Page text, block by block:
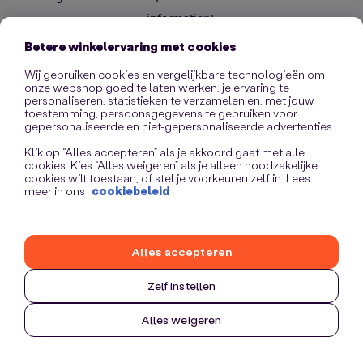
information).
Betere winkelervaring met cookies
Wij gebruiken cookies en vergelijkbare technologieën om
onze webshop goed te laten werken, je ervaring te
personaliseren, statistieken te verzamelen en, met jouw
toestemming, persoonsgegevens te gebruiken voor
gepersonaliseerde en niet-gepersonaliseerde advertenties.
Klik op “Alles accepteren” als je akkoord gaat met alle
cookies. Kies “Alles weigeren” als je alleen noodzakelijke
cookies wilt toestaan, of stel je voorkeuren zelf in. Lees
meer in ons cookiebeleid
Zelf instellen
Alles weigeren
Alles accepteren